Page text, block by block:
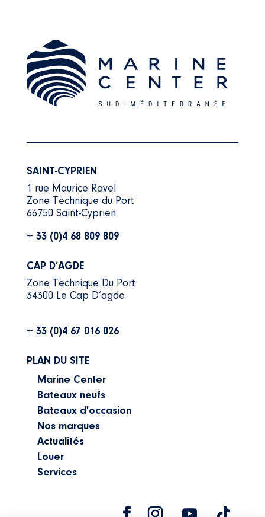
SAINT-CYPRIEN
1 rue Maurice Ravel
Zone Technique du Port
66750 Saint-Cyprien
+ 33 (0)4 68 809 809
CAP D’AGDE
Zone Technique Du Port
34300 Le Cap D’agde
+ 33 (0)4 67 016 026
PLAN DU SITE
Marine Center
Bateaux neufs
Bateaux d'occasion
Nos marques
Actualités
Louer
Services